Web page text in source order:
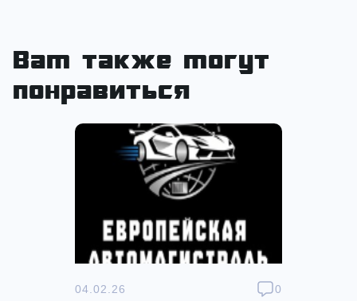
Вам также могут
понравиться
04.02.26 0